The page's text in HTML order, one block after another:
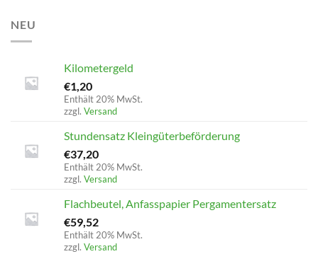
NEU
Kilometergeld
€1,20
Enthält 20% MwSt.
zzgl. Versand
Stundensatz Kleingüterbeförderung
€37,20
Enthält 20% MwSt.
zzgl. Versand
Flachbeutel, Anfasspapier Pergamentersatz
€59,52
Enthält 20% MwSt.
zzgl. Versand